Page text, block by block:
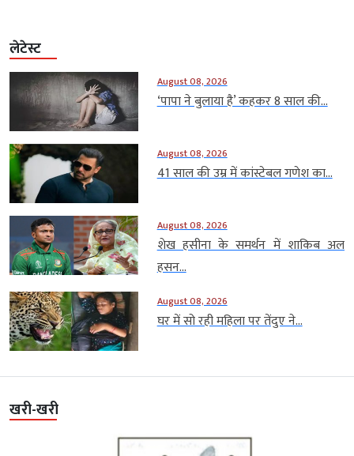
लेटेस्ट
August 08, 2026
‘पापा ने बुलाया है’ कहकर 8 साल की...
August 08, 2026
41 साल की उम्र में कांस्टेबल गणेश का...
August 08, 2026
शेख हसीना के समर्थन में शाकिब अल
हसन...
August 08, 2026
घर में सो रही महिला पर तेंदुए ने...
खरी-खरी